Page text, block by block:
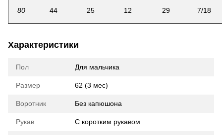
80 44 25 12 29 7/18
Характеристики
Пол Для мальчика
Размер 62 (3 мес)
Воротник Без капюшона
Рукав С коротким рукавом